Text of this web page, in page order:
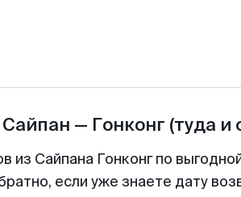
Сайпан — Гонконг (туда и
из Сайпана Гонконг по
если уже знаете дату